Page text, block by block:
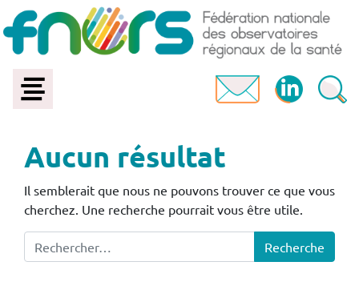
Aucun résultat
Il semblerait que nous ne pouvons trouver ce que vous
cherchez. Une recherche pourrait vous être utile.
Recherche pour :